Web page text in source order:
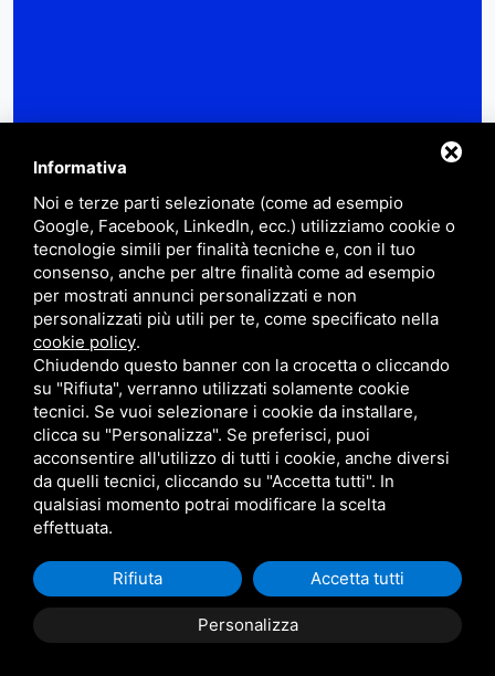
BECHEM SCO UWS serie 400
Informativa
Noi e terze parti selezionate (come ad esempio
Google, Facebook, LinkedIn, ecc.) utilizziamo cookie o
tecnologie simili per finalità tecniche e, con il tuo
consenso, anche per altre finalità come ad esempio
per mostrati annunci personalizzati e non
personalizzati più utili per te, come specificato nella
cookie policy.
Chiudendo questo banner con la crocetta o cliccando
su "Rifiuta", verranno utilizzati solamente cookie
tecnici. Se vuoi selezionare i cookie da installare,
clicca su "Personalizza". Se preferisci, puoi
acconsentire all'utilizzo di tutti i cookie, anche diversi
da quelli tecnici, cliccando su "Accetta tutti". In
qualsiasi momento potrai modificare la scelta
effettuata.
Personalizza
Rifiuta Accetta tutti